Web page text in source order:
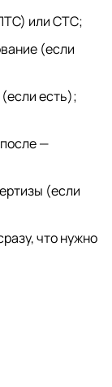
или СТС;
(если
есть);
—
(если
что нужно